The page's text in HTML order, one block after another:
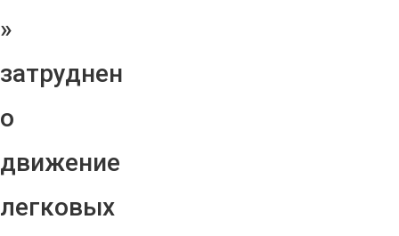
»
затруднен
о
движение
легковых